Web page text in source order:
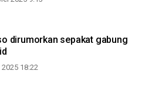
dirumorkan sepakat gabung
18:22